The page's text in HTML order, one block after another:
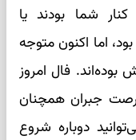
کنار شما بودند یا
اما اکنون متوجه
بوده‌اند. فال امروز
جبران همچنان
دوباره شروع